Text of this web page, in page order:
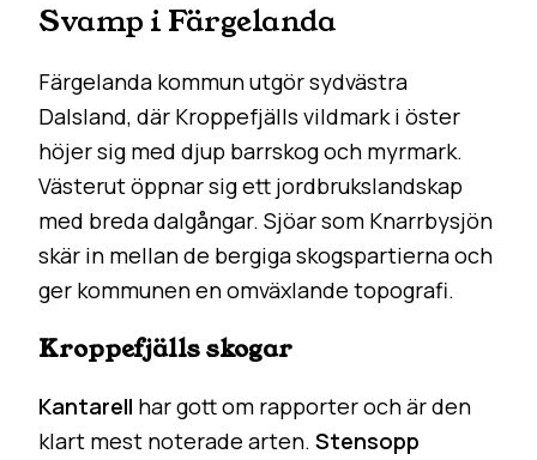
Svamp i Färgelanda
Färgelanda kommun utgör sydvästra
Dalsland, där Kroppefjälls vildmark i öster
höjer sig med djup barrskog och myrmark.
Västerut öppnar sig ett jordbrukslandskap
med breda dalgångar. Sjöar som Knarrbysjön
skär in mellan de bergiga skogspartierna och
ger kommunen en omväxlande topografi.
Kroppefjälls skogar
Kantarell har gott om rapporter och är den
klart mest noterade arten. Stensopp